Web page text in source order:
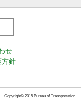
せ
方針
Copyright© 2015 Bureau of Transportation.